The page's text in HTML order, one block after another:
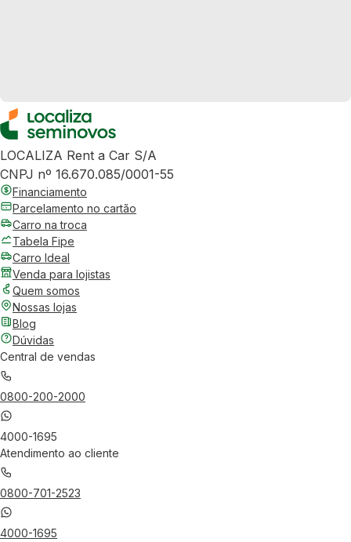
LOCALIZA Rent a Car S/A
CNPJ nº 16.670.085/0001-55
Financiamento
Parcelamento no cartão
Carro na troca
Tabela Fipe
Carro Ideal
Venda para lojistas
Quem somos
Nossas lojas
Blog
Dúvidas
Central de vendas
0800-200-2000
4000-1695
Atendimento ao cliente
0800-701-2523
4000-1695